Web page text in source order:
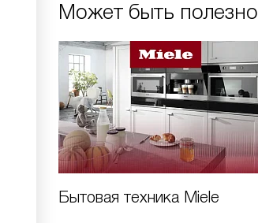
Может быть полезно
Бытовая техника Miele